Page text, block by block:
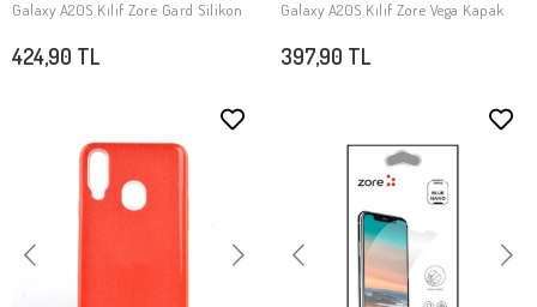
SEPETE EKLE
Galaxy A20S Kılıf Zore Gard Silikon
424,90 TL
SEPETE EKLE
Galaxy A20S Kılıf Zore Vega Kapak
397,90 TL